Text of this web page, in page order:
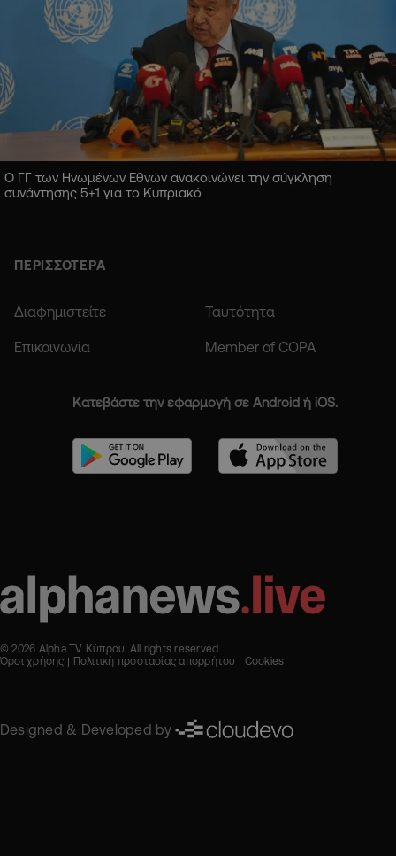
Ο ΓΓ των Ηνωμένων Εθνών ανακοινώνει την σύγκληση
συνάντησης 5+1 για το Κυπριακό
ΠΕΡΙΣΣΟΤΕΡΑ
Διαφημιστείτε Ταυτότητα
Επικοινωνία Member of COPA
Κατεβάστε την εφαρμογή σε Android ή iOS.
© 2026 Alpha TV Κύπρου. All rights reserved
Όροι χρήσης
Πολιτική προστασίας απορρήτου Cookies
Designed & Developed by